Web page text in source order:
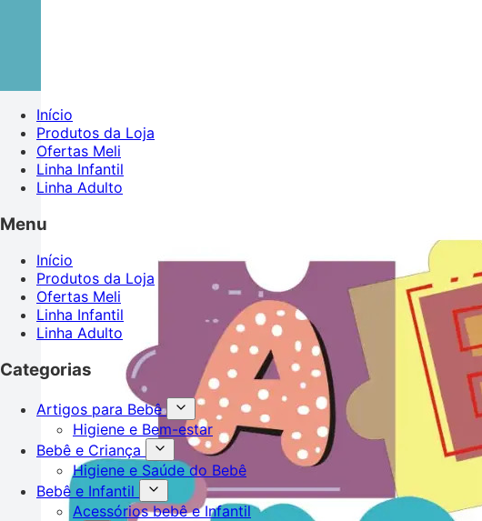
Início
Produtos da Loja
Ofertas Meli
Linha Infantil
Linha Adulto
Menu
Início
Produtos da Loja
Ofertas Meli
Linha Infantil
Linha Adulto
Categorias
Artigos para Bebê
Higiene e Bem-estar
Bebê e Criança
Higiene e Saúde do Bebê
Bebê e Infantil
Acessórios bebê e Infantil